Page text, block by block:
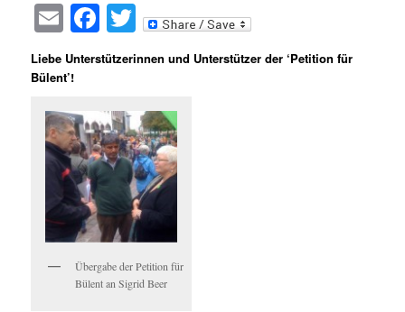
EmailFacebook
Twitter
Liebe Unterstützerinnen und Unterstützer der ‘Petition für
Bülent’!
Übergabe der Petition für
Bülent an Sigrid Beer